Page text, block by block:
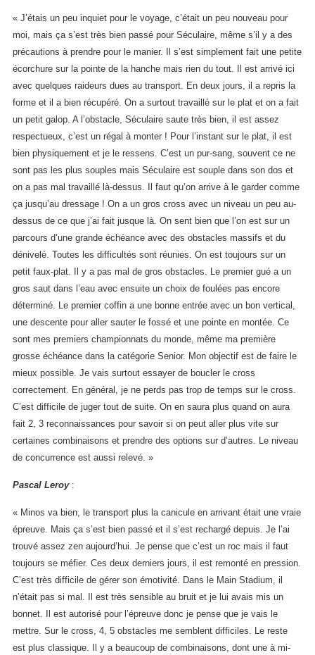
« J’étais un peu inquiet pour le voyage, c’était un peu nouveau pour
moi, mais ça s’est très bien passé pour Séculaire, même s’il y a des
précautions à prendre pour le manier. Il s’est simplement fait une petite
écorchure sur la pointe de la hanche mais rien du tout. Il est arrivé ici
avec quelques raideurs dues au transport. En deux jours, il a repris la
forme et il a bien récupéré. On a surtout travaillé sur le plat et on a fait
un petit galop. A l’obstacle, Séculaire saute très bien, il est assez
respectueux, c’est un régal à monter ! Pour l’instant sur le plat, il est
bien physiquement et je le ressens. C’est un pur-sang, souvent ce ne
sont pas les plus souples mais Séculaire est souple dans son dos et
on a pas mal travaillé là-dessus. Il faut qu’on arrive à le garder comme
ça jusqu’au dressage ! On a un gros cross avec un niveau un peu au-
dessus de ce que j’ai fait jusque là. On sent bien que l’on est sur un
parcours d’une grande échéance avec des obstacles massifs et du
dénivelé. Toutes les difficultés sont réunies. On est toujours sur un
petit faux-plat. Il y a pas mal de gros obstacles. Le premier gué a un
gros saut dans l’eau avec ensuite un choix de foulées pas encore
déterminé. Le premier coffin a une bonne entrée avec un bon vertical,
une descente pour aller sauter le fossé et une pointe en montée. Ce
sont mes premiers championnats du monde, même ma première
grosse échéance dans la catégorie Senior. Mon objectif est de faire le
mieux possible. Je vais surtout essayer de boucler le cross
correctement. En général, je ne perds pas trop de temps sur le cross.
C’est difficile de juger tout de suite. On en saura plus quand on aura
fait 2, 3 reconnaissances pour savoir si on peut aller plus vite sur
certaines combinaisons et prendre des options sur d’autres. Le niveau
de concurrence est aussi relevé. »
Pascal Leroy :
« Minos va bien, le transport plus la canicule en arrivant était une vraie
épreuve. Mais ça s’est bien passé et il s’est rechargé depuis. Je l’ai
trouvé assez zen aujourd’hui. Je pense que c’est un roc mais il faut
toujours se méfier. Ces deux derniers jours, il est remonté en pression.
C’est très difficile de gérer son émotivité. Dans le Main Stadium, il
n’était pas si mal. Il est très sensible au bruit et je lui avais mis un
bonnet. Il est autorisé pour l’épreuve donc je pense que je vais le
mettre. Sur le cross, 4, 5 obstacles me semblent difficiles. Le reste
est plus classique. Il y a beaucoup de combinaisons, dont une à mi-